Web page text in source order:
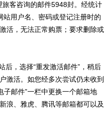
客咨询的邮件5948封。经统计
用户名、密码或登记注册时的
活，无法正常购票；要求删除或
，选择“重发激活邮件”，稍后
激活。如您经多次尝试仍未收到
子邮件”一栏中更换一个邮箱地
浪、雅虎、腾讯等邮箱都可以及